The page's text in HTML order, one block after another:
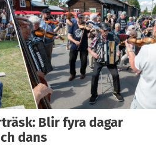
Blir fyra dagar
dans